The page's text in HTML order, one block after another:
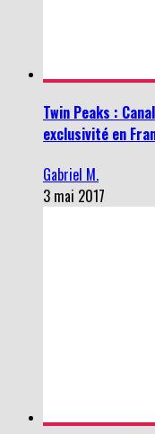
Twin Peaks :
exclusivité en
Gabriel M.
3 mai 2017